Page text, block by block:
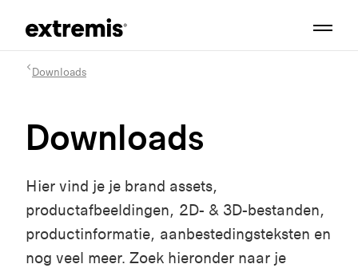
Downloads
Downloads
Hier vind je je brand assets,
productafbeeldingen, 2D- & 3D-bestanden,
productinformatie, aanbestedingsteksten en
nog veel meer. Zoek hieronder naar je